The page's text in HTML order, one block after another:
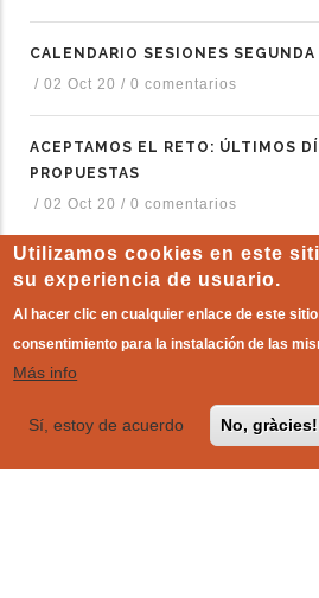
CALENDARIO SESIONES
/ 02 Oct 20 / 0 comentarios
ACEPTAMOS EL RETO: ÚLTIMOS
PROPUESTAS
/ 02 Oct 20 / 0 comentarios
CONFLUENCIA FEMINISTA LANZA
CICLO: "DIÁLOGOS VIRTUALES EN
/21 Jun 20/0 comentarios
Siguenos en redes
Utilizamos cookies en este
su experiencia de usuario.
Al hacer clic en cualquier enlace de este
consentimiento para la instalación de las
Más info
Sí, estoy de acuerdo No, gràcies!